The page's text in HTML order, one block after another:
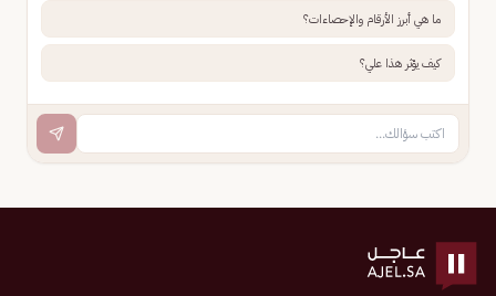
ما هي أبرز الأرقام والإحصاءات؟
كيف يؤثر هذا علي؟